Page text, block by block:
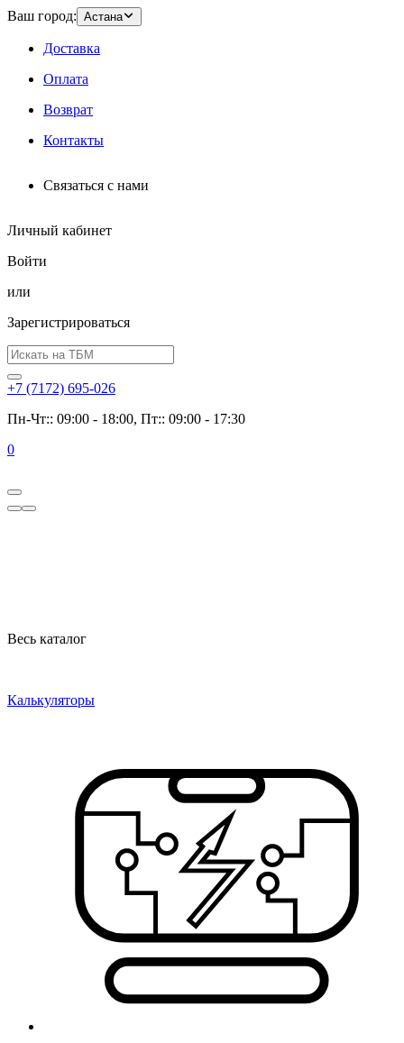
Ваш город: Астана
Доставка
Оплата
Возврат
Контакты
Связаться с нами
Личный кабинет
Войти
или
Зарегистрироваться
+7 (7172) 695-026
Пн-Чт:: 09:00 - 18:00, Пт:: 09:00 - 17:30
0
Весь каталог
Калькуляторы